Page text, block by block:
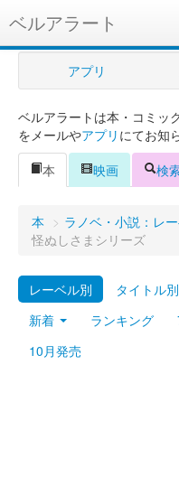
ベルアラート
ベルアラートとは
ヘルプ
新規登録
ログイン
購入管理
Myシェルフ
プレミアム
アプリ
ベルアラートは本・コミッ
をメールやアプリ にてお知
本
映画 検
本 > ラノベ・小説：レ
怪ぬしさまシリーズ
レーベル別 タイトル別
新着
ランキング
10月発売